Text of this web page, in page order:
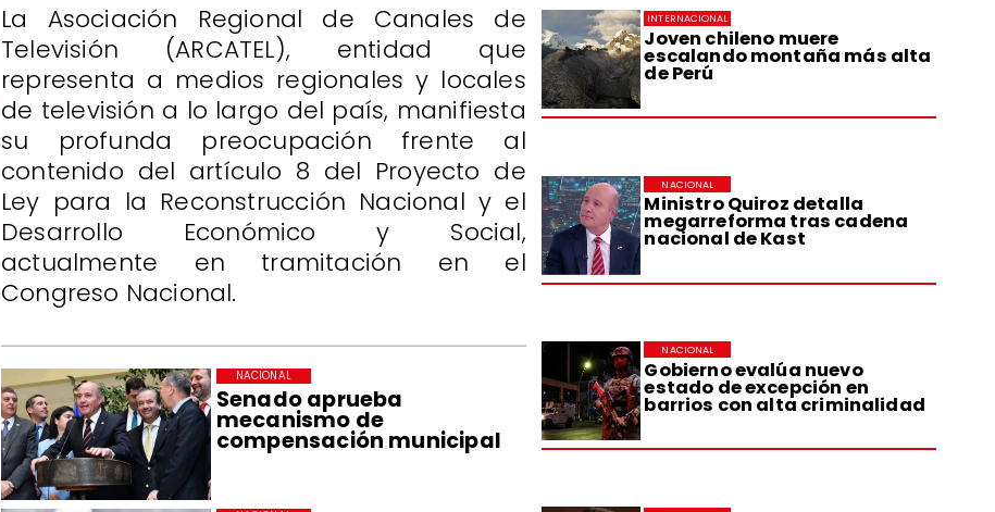
Joven chileno muere
escalando montaña más alta
de Perú
INTERNACIONAL
Ministro Quiroz detalla
megarreforma tras cadena
nacional de Kast
NACIONAL
Gobierno evalúa nuevo
estado de excepción en
barrios con alta criminalidad
NACIONAL
Senado aprueba
mecanismo de
compensación municipal
NACIONAL
La Asociación Regional de Canales de
Televisión (ARCATEL), entidad que
representa a medios regionales y locales
de televisión a lo largo del país, manifiesta
su profunda preocupación frente al
contenido del artículo 8 del Proyecto de
Ley para la Reconstrucción Nacional y el
Desarrollo Económico y Social,
actualmente en tramitación en el
Congreso Nacional.